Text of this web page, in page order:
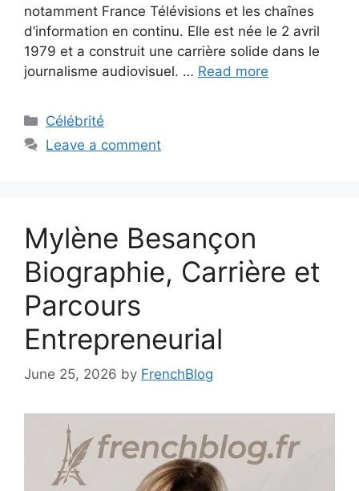
notamment France Télévisions et les chaînes
d’information en continu. Elle est née le 2 avril
1979 et a construit une carrière solide dans le
journalisme audiovisuel. … Read more
Categories
Célébrité
Leave a comment
Mylène Besançon
Biographie, Carrière et
Parcours
Entrepreneurial
June 25, 2026 by FrenchBlog